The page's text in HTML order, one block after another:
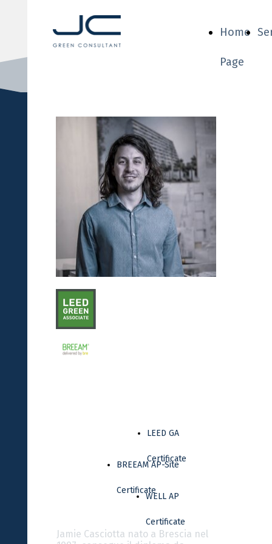
Home
Page
LEED GA
Certificate
BREEAM AP-Site
Certificate
WELL AP
Certificate
Jamie Casciotta nato a Brescia nel